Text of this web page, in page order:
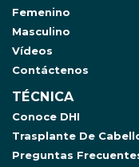
Femenino
Masculino
Vídeos
Contáctenos
TÉCNICA
Conoce DHI
Trasplante De
Preguntas